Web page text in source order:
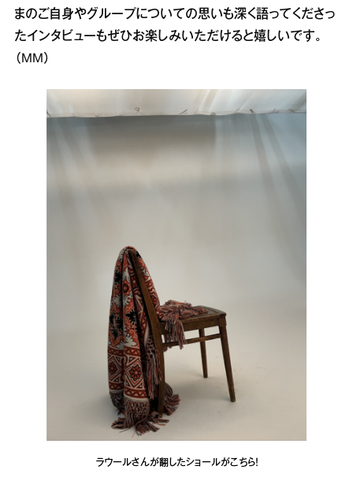
まのご自身やグループについての思いも深く語ってくださっ
たインタビューもぜひお楽しみいただけると嬉しいです。
（MM）
ラウールさんが翻したショールがこちら！